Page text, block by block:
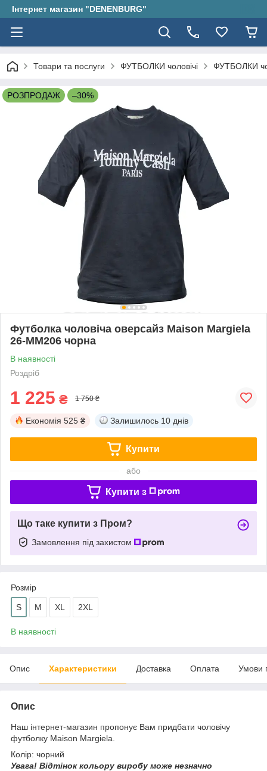
Інтернет магазин "DENENBURG"
Товари та послуги ФУТБОЛКИ чоловічі ФУТБОЛКИ
РОЗПРОДАЖ –30%
Футболка чоловіча оверсайз Maison Margiela
26-MM206 чорна
В наявності
Роздріб
1 225 ₴ 1 750 ₴
Економія 525 ₴ Залишилось 10 днів
Купити
або
Купити з
Що таке купити з Пром?
Замовлення під захистом
Розмір
S M XL 2XL
В наявності
Опис Характеристики Доставка Оплата Умови
Опис
Наш інтернет-магазин пропонує Вам придбати чоловічу
футболку Maison Margiela.
Колір: чорний
Увага! Відтінок кольору виробу може незначно